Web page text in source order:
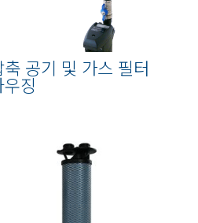
축 공기 및 가스 필터
징